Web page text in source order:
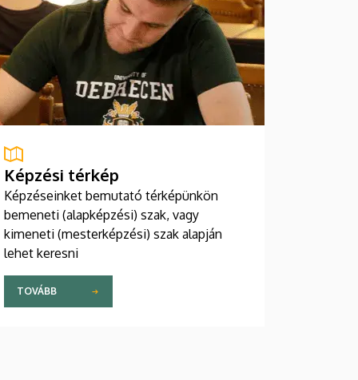
Képzési térkép
Képzéseinket bemutató térképünkön
bemeneti (alapképzési) szak, vagy
kimeneti (mesterképzési) szak alapján
lehet keresni
TOVÁBB